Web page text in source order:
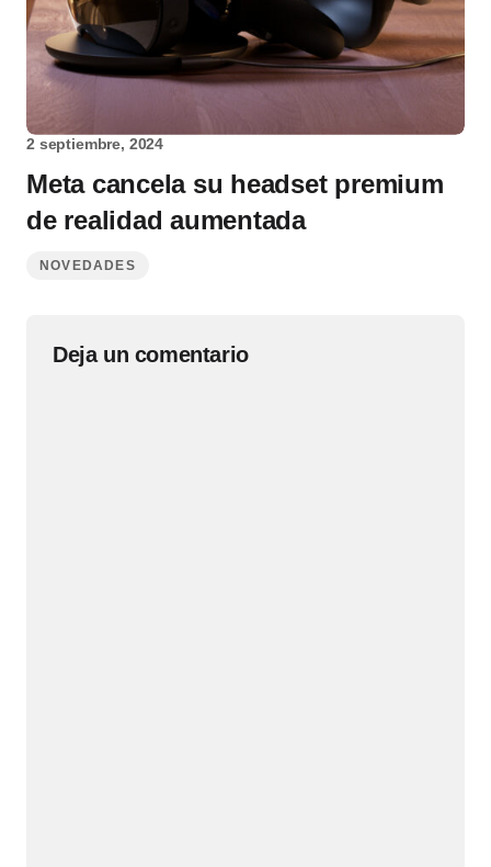
2 septiembre, 2024
Meta cancela su headset premium
de realidad aumentada
NOVEDADES
Deja un comentario